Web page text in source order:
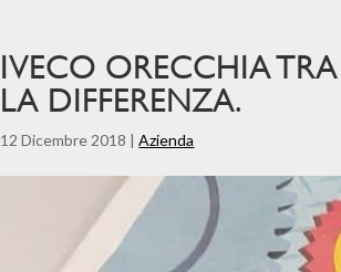
IVECO ORECCHIA
LA DIFFERENZA.
12 Dicembre 2018 |Azienda